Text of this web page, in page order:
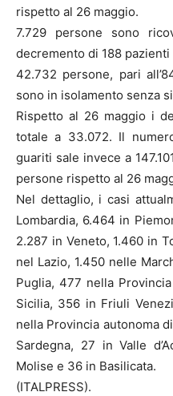
rispetto al 26 maggio.
7.729 persone sono
decremento di 188
42.732 persone, pari
sono in isolamento senza
Rispetto al 26 maggio i
totale a 33.072. Il
guariti sale invece a
persone rispetto al 26
Nel dettaglio, i casi
Lombardia, 6.464 in
2.287 in Veneto, 1.460 in
nel Lazio, 1.450 nelle
Puglia, 477 nella
Sicilia, 356 in Friuli
nella Provincia autonoma
Sardegna, 27 in Valle
Molise e 36 in Basilicata.
(ITALPRESS).